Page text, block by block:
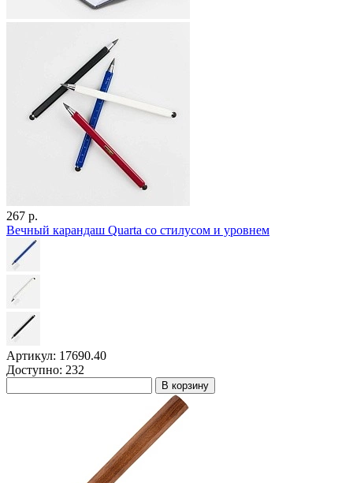
267 р.
Вечный карандаш Quarta со стилусом и уровнем
Артикул: 17690.40
Доступно: 232
В корзину